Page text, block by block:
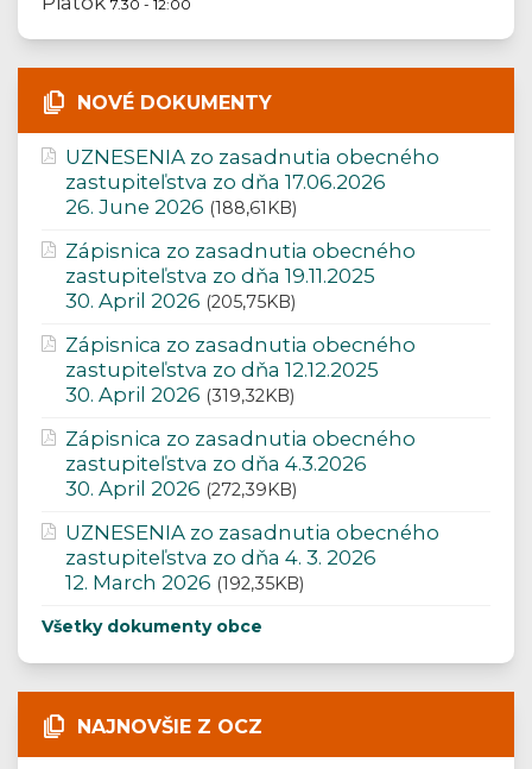
7.30 - 12:00
NOVÉ DOKUMENTY
UZNESENIA zo zasadnutia obecného
zastupiteľstva zo dňa 17.06.2026
26. June 2026 (188,61KB)
Zápisnica zo zasadnutia obecného
zastupiteľstva zo dňa 19.11.2025
30. April 2026 (205,75KB)
Zápisnica zo zasadnutia obecného
zastupiteľstva zo dňa 12.12.2025
30. April 2026 (319,32KB)
Zápisnica zo zasadnutia obecného
zastupiteľstva zo dňa 4.3.2026
30. April 2026 (272,39KB)
UZNESENIA zo zasadnutia obecného
zastupiteľstva zo dňa 4. 3. 2026
12. March 2026 (192,35KB)
Všetky dokumenty obce
NAJNOVŠIE Z OCZ